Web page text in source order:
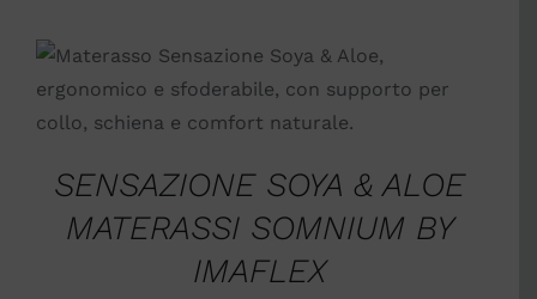
SCEGLI
/
SENSAZIONE SOYA & ALOE
MATERASSI SOMNIUM BY
IMAFLEX